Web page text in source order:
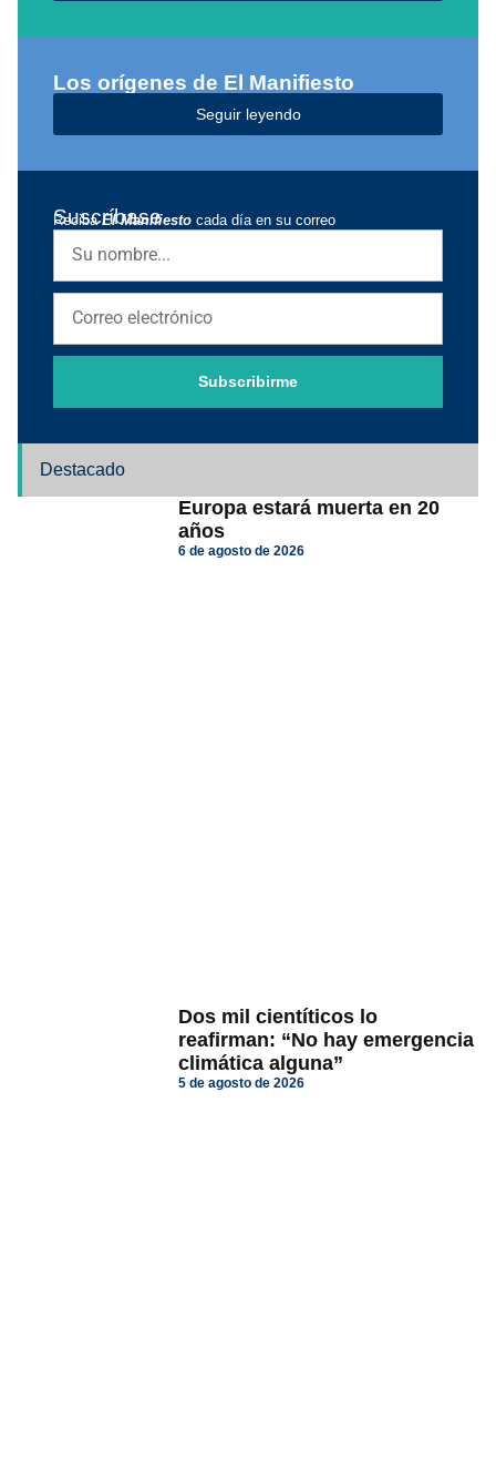
Los orígenes de El Manifiesto
Seguir leyendo
Suscríbase
RecibaEl Manifiesto cada día en su correo
Subscribirme
Destacado
Europa estará muerta en 20
años
6 de agosto de 2026
Dos mil cientíticos lo
reafirman: “No hay emergencia
climática alguna”
5 de agosto de 2026